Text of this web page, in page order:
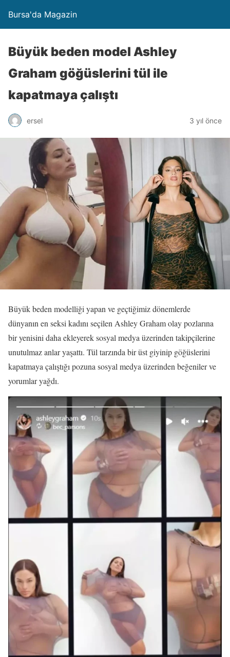
Bursa'da Magazin
Büyük beden model Ashley
Graham göğüslerini tül ile
kapatmaya çalıştı
ersel 3 yıl önce
Büyük beden modelliği yapan ve geçtiğimiz dönemlerde
dünyanın en seksi kadını seçilen Ashley Graham olay pozlarına
bir yenisini daha ekleyerek sosyal medya üzerinden takipçilerine
unutulmaz anlar yaşattı. Tül tarzında bir üst giyinip göğüslerini
kapatmaya çalıştığı pozuna sosyal medya üzerinden beğeniler ve
yorumlar yağdı.